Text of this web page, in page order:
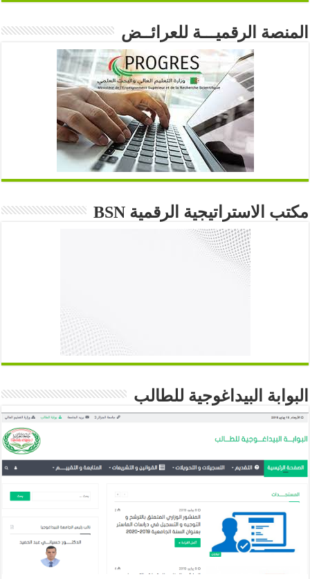
المنصة الرقميـــة للعرائــض
مكتب الاستراتيجية الرقمية BSN
البوابة البيداغوجية للطالب